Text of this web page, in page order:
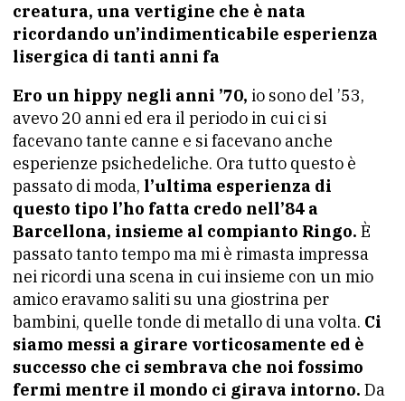
creatura, una vertigine che è nata
ricordando un’indimenticabile esperienza
lisergica di tanti anni fa
Ero un hippy negli anni ’70, io sono del ’53,
avevo 20 anni ed era il periodo in cui ci si
facevano tante canne e si facevano anche
esperienze psichedeliche. Ora tutto questo è
passato di moda, l’ultima esperienza di
questo tipo l’ho fatta credo nell’84 a
Barcellona, insieme al compianto Ringo. È
passato tanto tempo ma mi è rimasta impressa
nei ricordi una scena in cui insieme con un mio
amico eravamo saliti su una giostrina per
bambini, quelle tonde di metallo di una volta. Ci
siamo messi a girare vorticosamente ed è
successo che ci sembrava che noi fossimo
fermi mentre il mondo ci girava intorno. Da